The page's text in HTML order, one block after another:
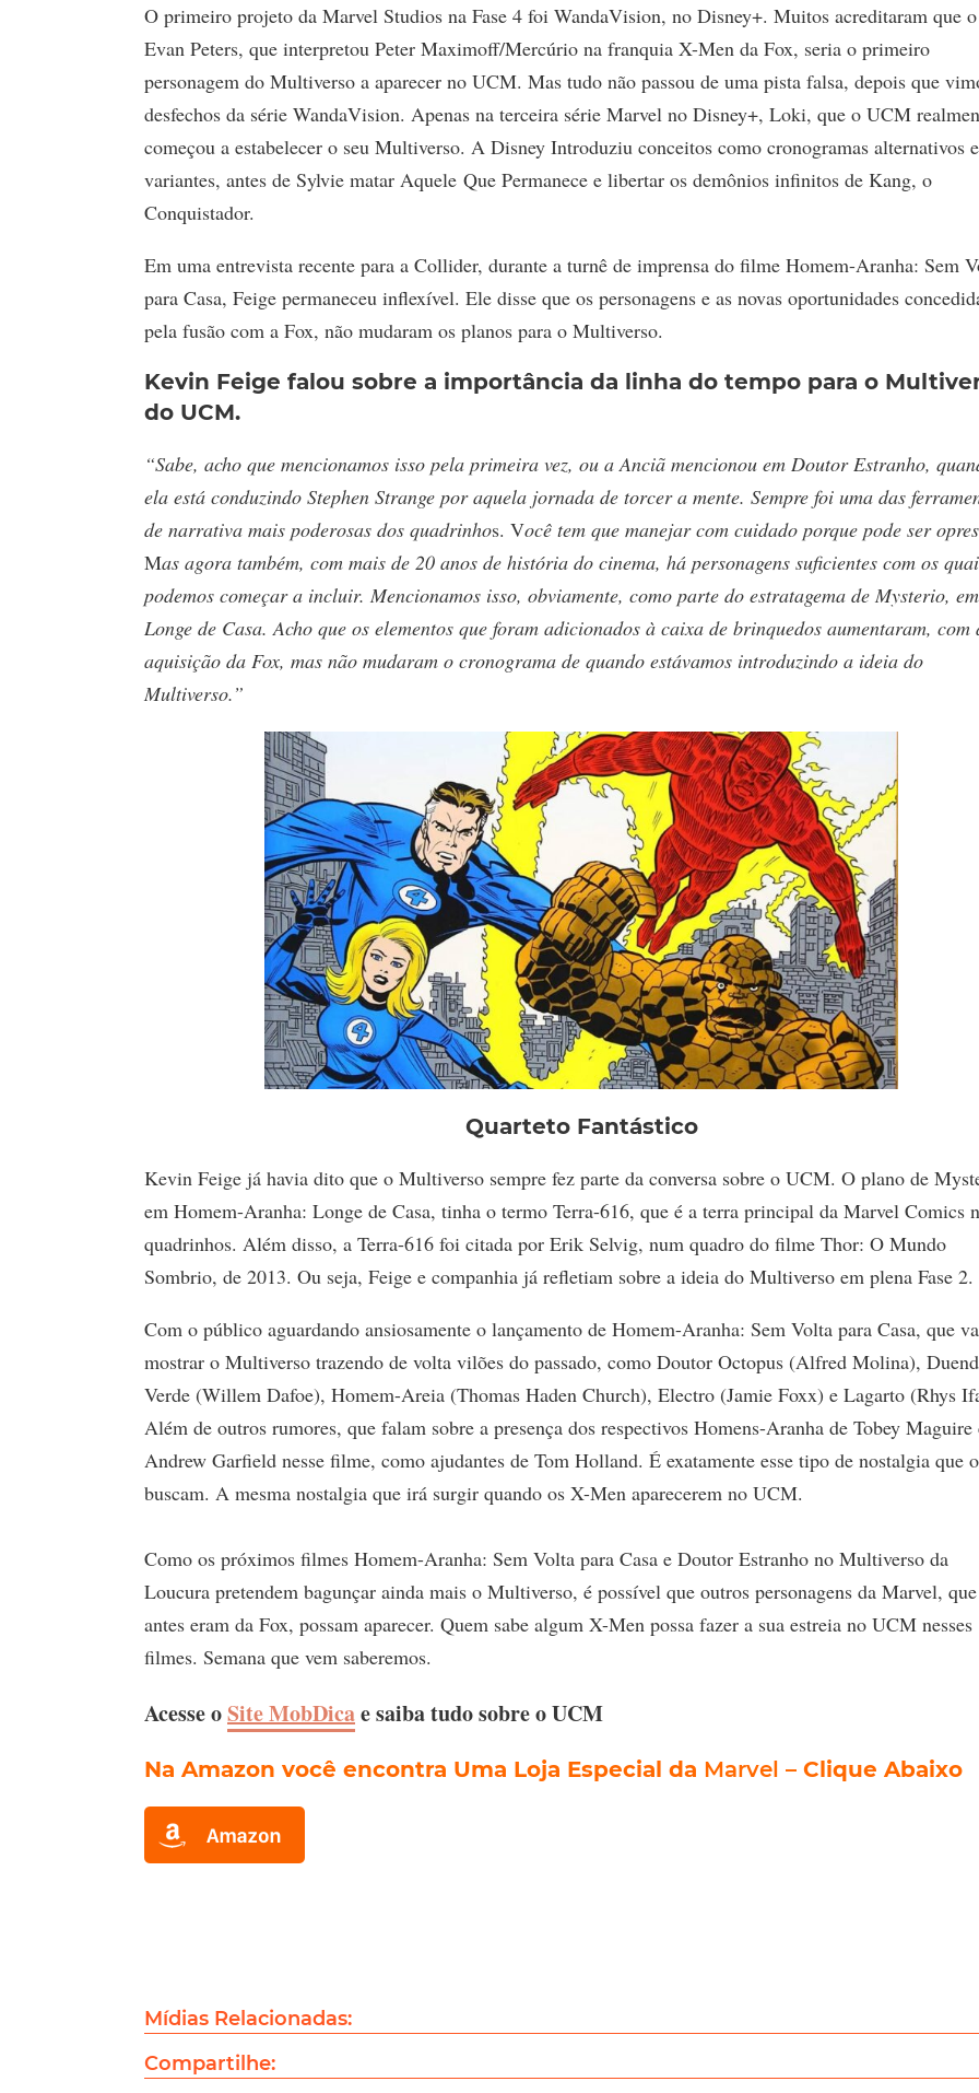
O primeiro projeto da Marvel Studios na Fase 4 foi WandaVision, no Disney+. Muitos acreditaram que
Evan Peters, que interpretou Peter Maximoff/Mercúrio na franquia X-Men da Fox, seria o primeiro
personagem do Multiverso a aparecer no UCM. Mas tudo não passou de uma pista falsa, depois que
desfechos da série WandaVision. Apenas na terceira série Marvel no Disney+, Loki, que o UCM
começou a estabelecer o seu Multiverso. A Disney Introduziu conceitos como cronogramas alternativos e
variantes, antes de Sylvie matar Aquele Que Permanece e libertar os demônios infinitos de Kang, o
Conquistador.
Em uma entrevista recente para a Collider, durante a turnê de imprensa do filme Homem-Aranha: Sem
para Casa, Feige permaneceu inflexível. Ele disse que os personagens e as novas oportunidades
pela fusão com a Fox, não mudaram os planos para o Multiverso.
Kevin Feige falou sobre a importância da linha do tempo para o
do UCM.
“Sabe, acho que mencionamos isso pela primeira vez, ou a Anciã mencionou em Doutor Estranho,
ela está conduzindo Stephen Strange por aquela jornada de torcer a mente. Sempre foi uma das
de narrativa mais poderosas dos quadrinhos. Você tem que manejar com cuidado porque pode ser
Mas agora também, com mais de 20 anos de história do cinema, há personagens suficientes com os
podemos começar a incluir. Mencionamos isso, obviamente, como parte do estratagema de Mysterio, em
Longe de Casa. Acho que os elementos que foram adicionados à caixa de brinquedos aumentaram, com
aquisição da Fox, mas não mudaram o cronograma de quando estávamos introduzindo a ideia do
Multiverso.”
Quarteto Fantástico
Kevin Feige já havia dito que o Multiverso sempre fez parte da conversa sobre o UCM. O plano de
em Homem-Aranha: Longe de Casa, tinha o termo Terra-616, que é a terra principal da Marvel Comics
quadrinhos. Além disso, a Terra-616 foi citada por Erik Selvig, num quadro do filme Thor: O Mundo
Sombrio, de 2013. Ou seja, Feige e companhia já refletiam sobre a ideia do Multiverso em plena Fase 2.
Com o público aguardando ansiosamente o lançamento de Homem-Aranha: Sem Volta para Casa, que
mostrar o Multiverso trazendo de volta vilões do passado, como Doutor Octopus (Alfred Molina),
Verde (Willem Dafoe), Homem-Areia (Thomas Haden Church), Electro (Jamie Foxx) e Lagarto (Rhys
Além de outros rumores, que falam sobre a presença dos respectivos Homens-Aranha de Tobey Maguire
Andrew Garfield nesse filme, como ajudantes de Tom Holland. É exatamente esse tipo de nostalgia que
buscam. A mesma nostalgia que irá surgir quando os X-Men aparecerem no UCM.
Como os próximos filmes Homem-Aranha: Sem Volta para Casa e Doutor Estranho no Multiverso da
Loucura pretendem bagunçar ainda mais o Multiverso, é possível que outros personagens da Marvel, que
antes eram da Fox, possam aparecer. Quem sabe algum X-Men possa fazer a sua estreia no UCM nesses
filmes. Semana que vem saberemos.
Acesse oSite MobDicae saiba tudo sobre o UCM
Na Amazon você encontra Uma Loja Especial da Marvel – Clique Abaixo
Mídias Relacionadas:
Compartilhe: